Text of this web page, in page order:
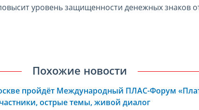
уровень защищенности денежных знаков
Похожие новости
пройдёт Международный ПЛАС-Форум
острые темы, живой диалог